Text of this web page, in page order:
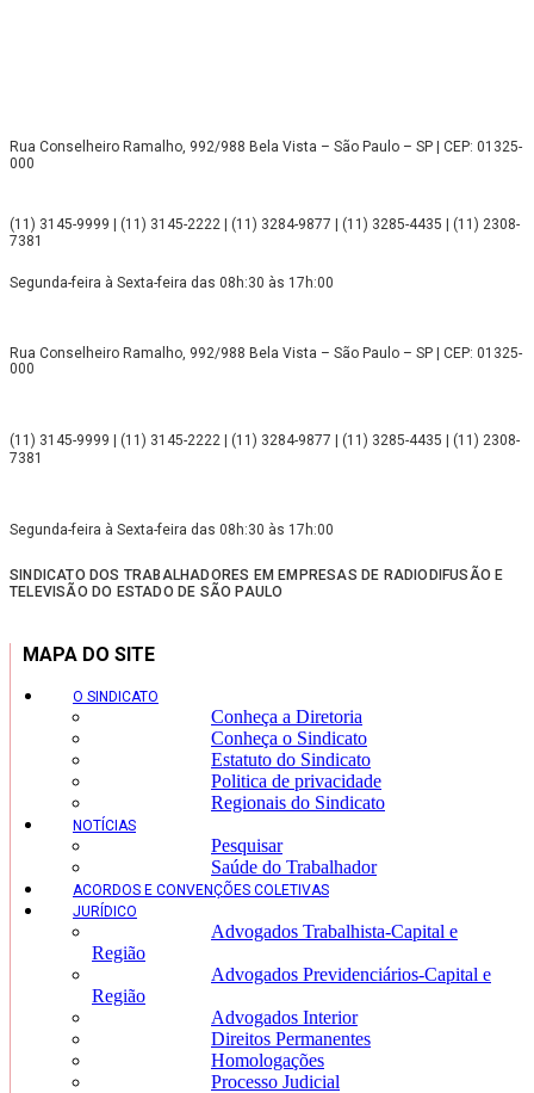
Rua Conselheiro Ramalho, 992/988 Bela Vista – São Paulo – SP | CEP: 01325-
000
(11) 3145-9999 | (11) 3145-2222 | (11) 3284-9877 | (11) 3285-4435 | (11) 2308-
7381
Segunda-feira à Sexta-feira das 08h:30 às 17h:00
Rua Conselheiro Ramalho, 992/988 Bela Vista – São Paulo – SP | CEP: 01325-
000
(11) 3145-9999 | (11) 3145-2222 | (11) 3284-9877 | (11) 3285-4435 | (11) 2308-
7381
Segunda-feira à Sexta-feira das 08h:30 às 17h:00
SINDICATO DOS TRABALHADORES EM EMPRESAS DE RADIODIFUSÃO E
TELEVISÃO DO ESTADO DE SÃO PAULO
MAPA DO SITE
O SINDICATO
Conheça a Diretoria
Conheça o Sindicato
Estatuto do Sindicato
Politica de privacidade
Regionais do Sindicato
NOTÍCIAS
Pesquisar
Saúde do Trabalhador
ACORDOS E CONVENÇÕES COLETIVAS
JURÍDICO
Advogados Trabalhista-Capital e
Região
Advogados Previdenciários-Capital e
Região
Advogados Interior
Direitos Permanentes
Homologações
Processo Judicial